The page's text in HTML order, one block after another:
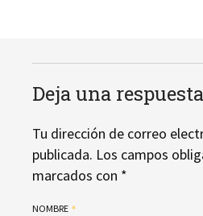
Deja una respuesta
Tu dirección de correo
publicada. Los campos
marcados con *
NOMBRE